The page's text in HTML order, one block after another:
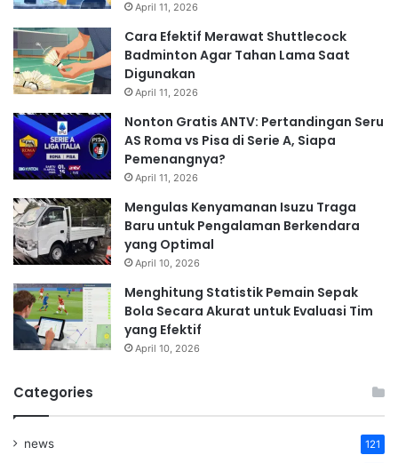
April 11, 2026
Cara Efektif Merawat Shuttlecock
Badminton Agar Tahan Lama Saat
Digunakan
April 11, 2026
Nonton Gratis ANTV: Pertandingan Seru
AS Roma vs Pisa di Serie A, Siapa
Pemenangnya?
April 11, 2026
Mengulas Kenyamanan Isuzu Traga
Baru untuk Pengalaman Berkendara
yang Optimal
April 10, 2026
Menghitung Statistik Pemain Sepak
Bola Secara Akurat untuk Evaluasi Tim
yang Efektif
April 10, 2026
Categories
news 121